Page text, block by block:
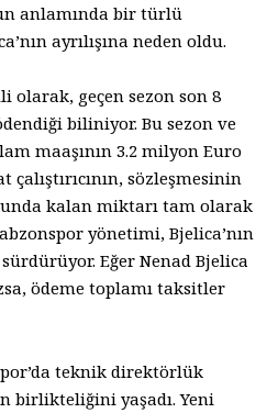
anlamında bir türlü
ayrılışına neden oldu.
olarak, geçen sezon son 8
biliniyor. Bu sezon ve
maaşının 3.2 milyon Euro
sözleşmesinin
kalan miktarı tam olarak
yönetimi, Bjelica’nın
Eğer Nenad Bjelica
ödeme toplamı taksitler
teknik direktörlük
birlikteliğini yaşadı. Yeni